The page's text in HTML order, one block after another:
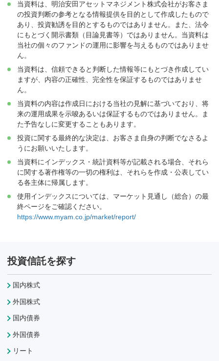
当資料は、明治安田アセットマネジメント株式会社がお客さま
の投資判断の参考となる情報提供を目的として作成したもので
あり、投資勧誘を目的とするものではありません。また、法令
にもとづく開示書類（目論見書等）ではありません。当資料は
当社の個々のファンドの運用に影響を与えるものではありませ
ん。
当資料は、信頼できると判断した情報等にもとづき作成してい
ますが、内容の正確性、完全性を保証するものではありませ
ん。
当資料の内容は作成日における当社の見解に基づいており、将
来の運用成果を示唆あるいは保証するものではありません。ま
た予告なしに変更することもあります。
投資に関する最終的な決定は、お客さま自身の判断でなさるよ
うにお願いいたします。
当資料にインデックス・統計資料等が記載される場合、それら
に関する著作権等の一切の権利は、それらを作成・公表してい
る各主体に帰属します。
使用インデックスについては、マーケット見通し（総合）の最
終ページをご確認ください。
https://www.myam.co.jp/market/report/
投資信託を探す
国内株式
外国株式
国内債券
外国債券
リート